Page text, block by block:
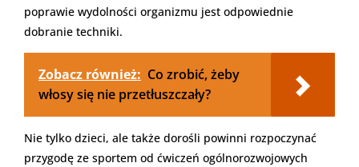
poprawie wydolności organizmu jest odpowiednie
dobranie techniki.
Zobacz również: Co zrobić, żeby
włosy się nie przetłuszczały?
Nie tylko dzieci, ale także dorośli powinni rozpoczynać
przygodę ze sportem od ćwiczeń ogólnorozwojowych